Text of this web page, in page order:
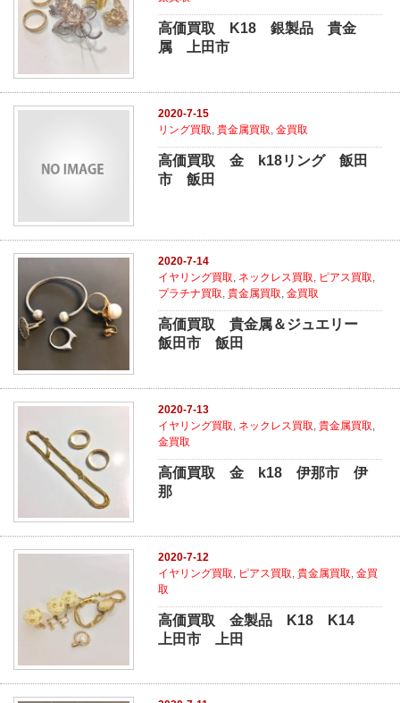
高価買取 K18 銀製品 貴金
属 上田市
2020-7-15
リング買取,貴金属買取,金買取
高価買取 金 k18リング 飯田
市 飯田
2020-7-14
イヤリング買取, ネックレス買取, ピアス買取,
プラチナ買取,貴金属買取,金買取
高価買取 貴金属＆ジュエリー
飯田市 飯田
2020-7-13
イヤリング買取 ネックレス買取 ,貴金属買取
金買取
高価買取 金 k18 伊那市 伊
那
2020-7-12
イヤリング買取, ピアス買取,貴金属買取,金買
取
高価買取 金製品 K18 K14
上田市 上田